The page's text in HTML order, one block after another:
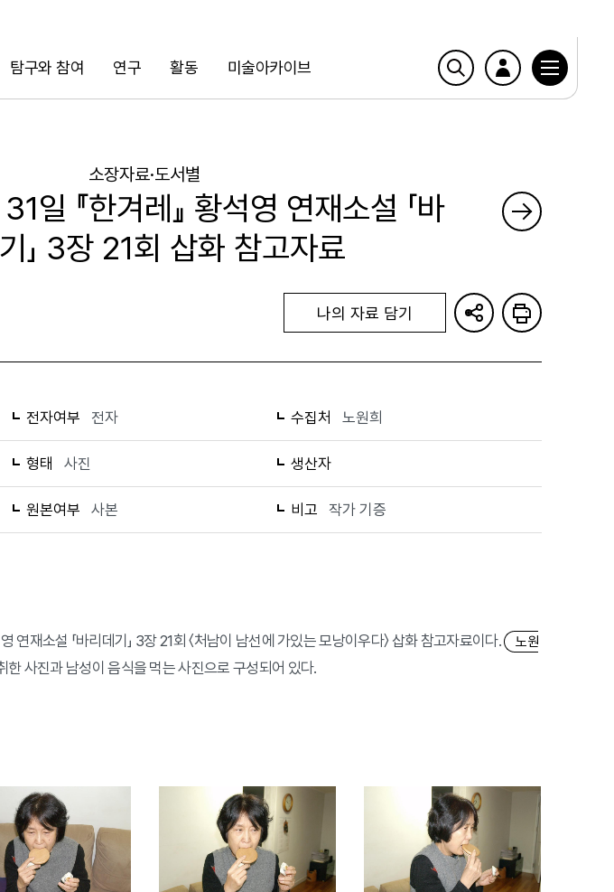
탐구와 참여 연구 활동 미술아카이브
검색
소장자료·도서별
일 『한겨레』 황석영 연재소설 「바
」 3장 21회 삽화 참고자료
나의 자료 담기
전자여부 전자 수집처 노원희
형태 사진 생산자
원본여부 사본 비고 작가 기증
연재소설 「바리데기」 3장 21회 〈처남이 남선에 가있는 모낭이우다〉 삽화 참고자료이다.
노원
사진과 남성이 음식을 먹는 사진으로 구성되어 있다.